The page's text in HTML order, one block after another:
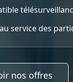
service des
nos offres